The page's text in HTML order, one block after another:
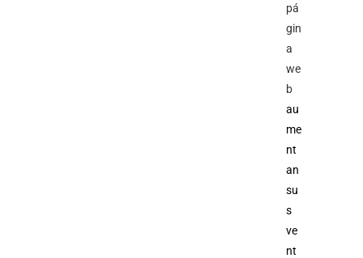
pá
gin
a
we
b
au
me
nt
an
su
s
ve
nt